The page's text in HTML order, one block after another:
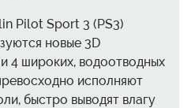
Pilot Sport 3 (PS3)
новые 3D
4 широких, водоотводных
исполняют
быстро выводят влагу